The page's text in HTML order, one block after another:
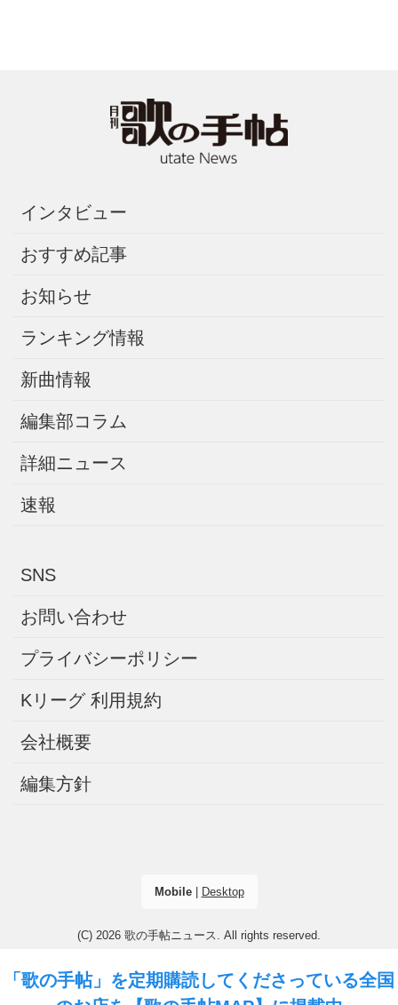
「歌の手帖」を定期購読してくださっている全国
インタビュー
おすすめ記事
お知らせ
ランキング情報
新曲情報
編集部コラム
詳細ニュース
速報
SNS
お問い合わせ
プライバシーポリシー
Kリーグ 利用規約
会社概要
編集方針
Mobile| Desktop
(C) 2026 歌の手帖ニュース. All rights reserved.